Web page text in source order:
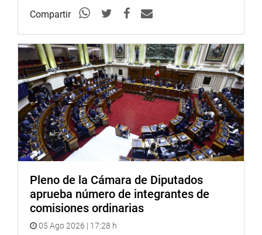
Compartir
Pleno de la Cámara de Diputados
aprueba número de integrantes de
comisiones ordinarias
05 Ago 2026 | 17:28 h